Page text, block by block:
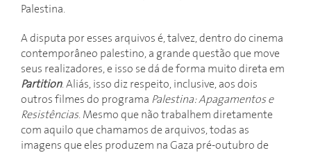
Palestina.
A disputa por esses arquivos é, talvez, dentro do cinema
contemporâneo palestino, a grande questão que move
seus realizadores, e isso se dá de forma muito direta em
Partition. Aliás, isso diz respeito, inclusive, aos dois
outros filmes do programa Palestina: Apagamentos e
Resistências. Mesmo que não trabalhem diretamente
com aquilo que chamamos de arquivos, todas as
imagens que eles produzem na Gaza pré-outubro de